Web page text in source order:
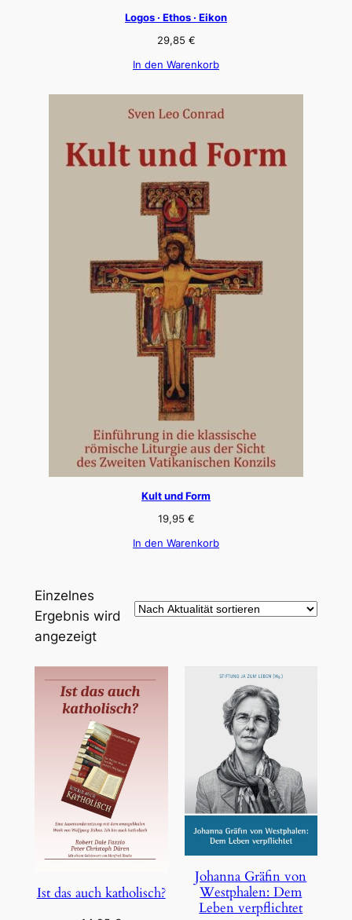
Logos · Ethos · Eikon
29,85 €
In den Warenkorb
Kult und Form
19,95 €
In den Warenkorb
Einzelnes
Ergebnis wird
angezeigt
Ist das auch katholisch?
Johanna Gräfin von
Westphalen: Dem
Leben verpflichtet